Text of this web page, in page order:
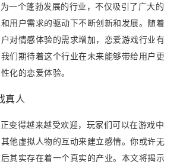
一个蓬勃发展的行业，不仅吸引了广大的
用户需求的驱动下不断创新和发展。随着
对情感体验的需求增加，恋爱游戏行业有
们期待着这个行业在未来能够带给用户更
化的恋爱体验。
真人
变得越来越受欢迎，玩家们可以在游戏中
他虚拟人物的互动来建立感情。你或许无
其实存在着一个真实的产业。本文将揭示